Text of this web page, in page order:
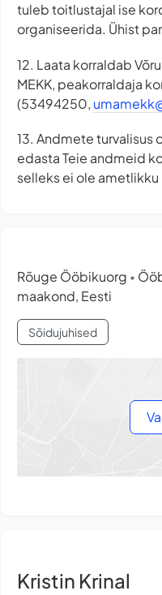
tuleb toitlustajal ise
organiseerida. Ühist
12. Laata korraldab
MEKK, peakorraldaja
(53494250,
13. Andmete turvalisus
edasta Teie andmeid
selleks ei ole ametlikku
Rõuge Ööbikuorg •
maakond, Eesti
Sõidujuhised
Kristin Krinal